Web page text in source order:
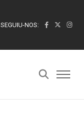
SEGUIU-NOS: